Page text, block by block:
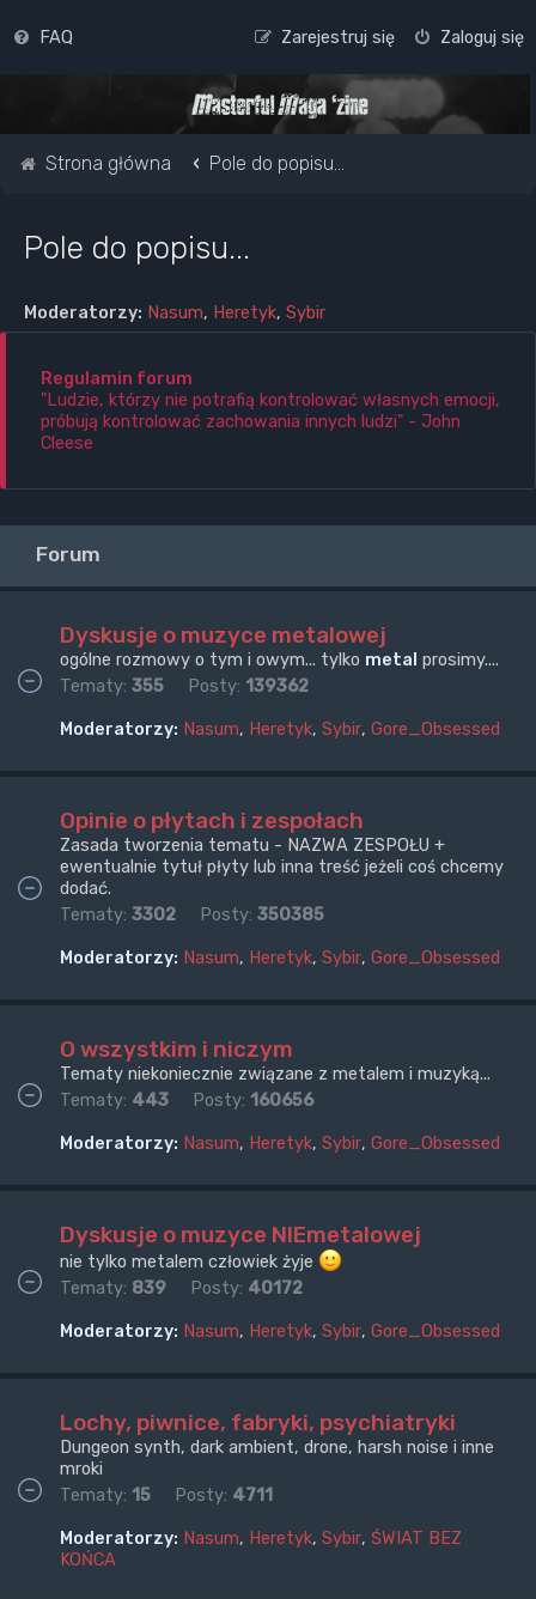
FAQ Zaloguj się
Zarejestruj się
Strona główna Pole do popisu...
Pole do popisu...
Moderatorzy: Nasum, Heretyk, Sybir
Regulamin forum
"Ludzie, którzy nie potrafią kontrolować własnych emocji,
próbują kontrolować zachowania innych ludzi" - John
Cleese
Forum
Dyskusje o muzyce metalowej
ogólne rozmowy o tym i owym... tylko metal prosimy....
Tematy: 355 Posty: 139362
Moderatorzy: Nasum, Heretyk, Sybir, Gore_Obsessed
Opinie o płytach i zespołach
Zasada tworzenia tematu - NAZWA ZESPOŁU +
ewentualnie tytuł płyty lub inna treść jeżeli coś chcemy
dodać.
Tematy: 3302 Posty: 350385
Moderatorzy: Nasum, Heretyk, Sybir, Gore_Obsessed
O wszystkim i niczym
Tematy niekoniecznie związane z metalem i muzyką...
Tematy: 443 Posty: 160656
Moderatorzy: Nasum, Heretyk, Sybir, Gore_Obsessed
Dyskusje o muzyce NIEmetalowej
nie tylko metalem człowiek żyje
Tematy: 839 Posty: 40172
Moderatorzy: Nasum, Heretyk, Sybir, Gore_Obsessed
Lochy, piwnice, fabryki, psychiatryki
Dungeon synth, dark ambient, drone, harsh noise i inne
mroki
Tematy: 15 Posty: 4711
Moderatorzy: Nasum, Heretyk, Sybir, ŚWIAT BEZ
KOŃCA